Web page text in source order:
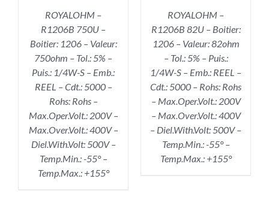
ROYALOHM –
R1206B 750U –
Boitier: 1206 – Valeur:
750ohm – Tol.: 5% –
Puis.: 1/4W-S – Emb.:
REEL – Cdt.: 5000 –
Rohs: Rohs –
Max.Oper.Volt.: 200V –
Max.Over.Volt.: 400V –
Diel.With.Volt: 500V –
Temp.Min.: -55° –
Temp.Max.: +155°
ROYALOHM –
R1206B 82U – Boitier:
1206 – Valeur: 82ohm
– Tol.: 5% – Puis.:
1/4W-S – Emb.: REEL –
Cdt.: 5000 – Rohs: Rohs
– Max.Oper.Volt.: 200V
– Max.Over.Volt.: 400V
– Diel.With.Volt: 500V –
Temp.Min.: -55° –
Temp.Max.: +155°